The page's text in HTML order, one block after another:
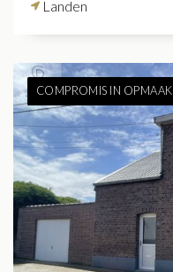
Landen
COMPROMIS IN OPMAAK